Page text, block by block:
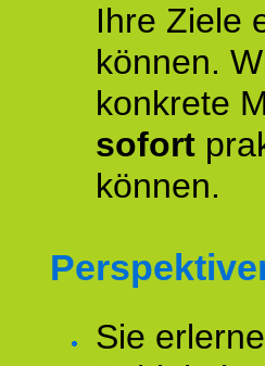
Ihre Ziele
können.
konkrete
sofort
können.
Sie